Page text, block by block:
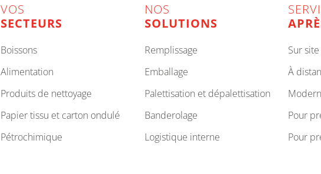
VOS
SECTEURS
boissons
alimentation
produits de nettoyage
papier tissu et carton ondulé
pétrochimique
NOS
SOLUTIONS
remplissage
emballage
palettisation et dépalettisation
banderolage
logistique interne
sur site
à
pour
pour